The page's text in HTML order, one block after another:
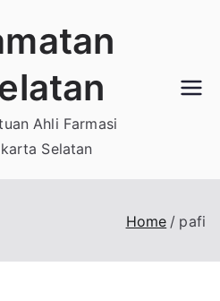
Ahli Farmasi
Selatan
Home pafi